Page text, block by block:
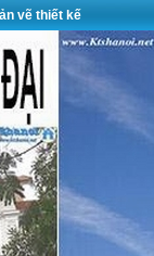
vẽ thiết kế